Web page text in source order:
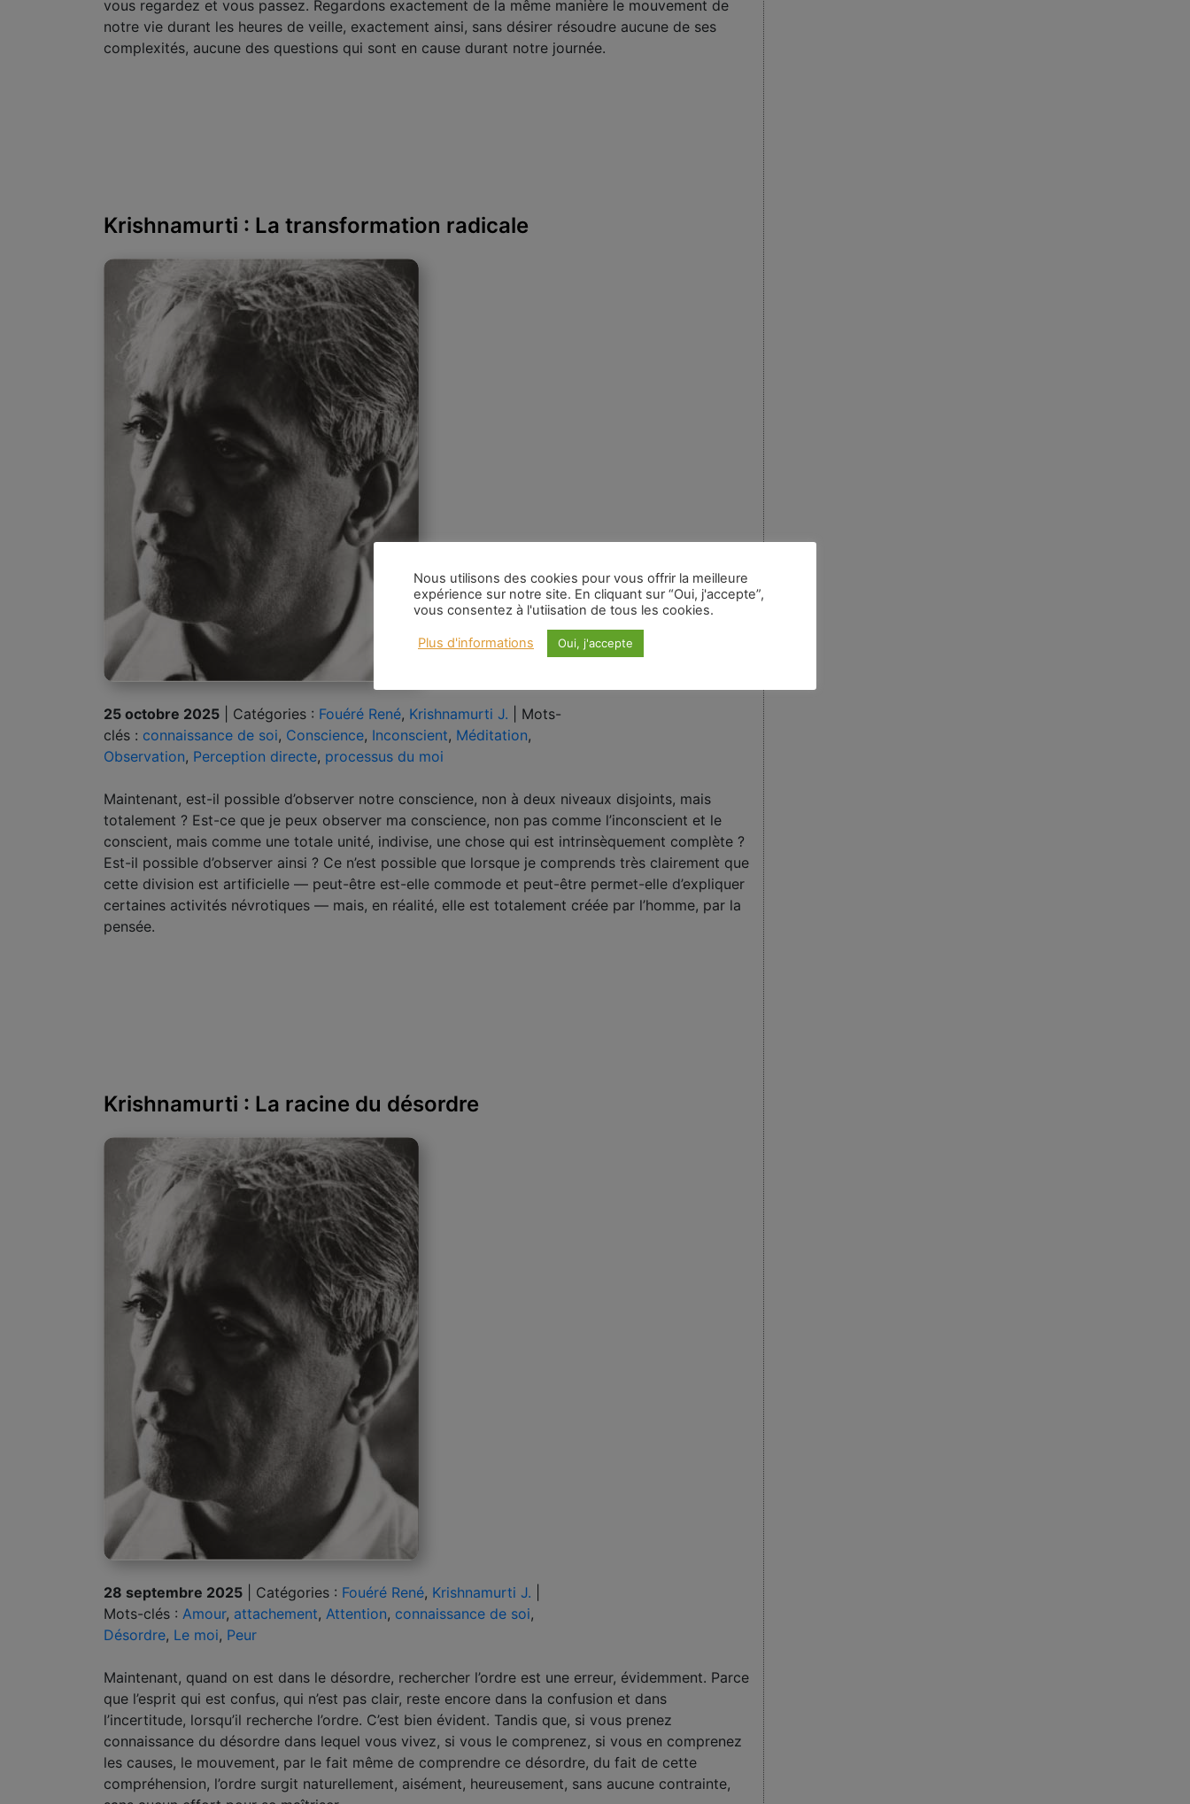
vous regardez et vous passez. Regardons exactement de la même manière le mouvement de
notre vie durant les heures de veille, exactement ainsi, sans désirer résoudre aucune de ses
complexités, aucune des questions qui sont en cause durant notre journée.
Krishnamurti : La transformation radicale
25 octobre 2025 Catégories : Fouéré René, Krishnamurti J.
Mots-
clés : connaissance de soi, Conscience, Inconscient, Méditation,
Observation, Perception directe, processus du moi
Maintenant, est-il possible d’observer notre conscience, non à deux niveaux disjoints, mais
totalement ? Est-ce que je peux observer ma conscience, non pas comme l’inconscient et le
conscient, mais comme une totale unité, indivise, une chose qui est intrinsèquement complète ?
Est-il possible d’observer ainsi ? Ce n’est possible que lorsque je comprends très clairement que
cette division est artificielle — peut-être est-elle commode et peut-être permet-elle d’expliquer
certaines activités névrotiques — mais, en réalité, elle est totalement créée par l’homme, par la
pensée.
Krishnamurti : La racine du désordre
28 septembre 2025 Catégories : Fouéré René, Krishnamurti J.
Mots-clés : Amour, attachement, Attention, connaissance de soi,
Désordre, Le moi, Peur
Maintenant, quand on est dans le désordre, rechercher l’ordre est une erreur, évidemment. Parce
que l’esprit qui est confus, qui n’est pas clair, reste encore dans la confusion et dans
l’incertitude, lorsqu’il recherche l’ordre. C’est bien évident. Tandis que, si vous prenez
connaissance du désordre dans lequel vous vivez, si vous le comprenez, si vous en comprenez
les causes, le mouvement, par le fait même de comprendre ce désordre, du fait de cette
compréhension, l’ordre surgit naturellement, aisément, heureusement, sans aucune contrainte,
Nous utilisons des cookies pour vous offrir la meilleure
expérience sur notre site. En cliquant sur “Oui, j'accepte”,
vous consentez à l'utiisation de tous les cookies.
Plus d'informations Oui, j'accepte